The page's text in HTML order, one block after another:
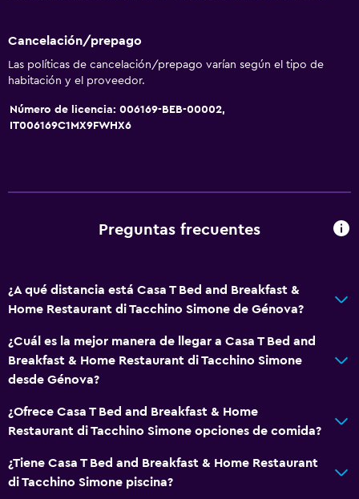
Papel higiénico
Albornoz
Baño privado
Comedor
Menús para dietas especiales (bajo petición)
Desayuno en la habitación
Comedor
Mesa de comedor
Actividades
Senderismo
Ecoturismo
Bicicletas
Golf
Cancelación/prepago
Las políticas de cancelación/prepago varían según el tipo de
habitación y el proveedor.
Número de licencia: 006169-BEB-00002,
IT006169C1MX9FWHX6
Preguntas frecuentes
¿A qué distancia está Casa T Bed and Breakfast &
Home Restaurant di Tacchino Simone de Génova?
¿Cuál es la mejor manera de llegar a Casa T Bed and
Breakfast & Home Restaurant di Tacchino Simone
desde Génova?
¿Ofrece Casa T Bed and Breakfast & Home
Restaurant di Tacchino Simone opciones de comida?
¿Tiene Casa T Bed and Breakfast & Home Restaurant
di Tacchino Simone piscina?